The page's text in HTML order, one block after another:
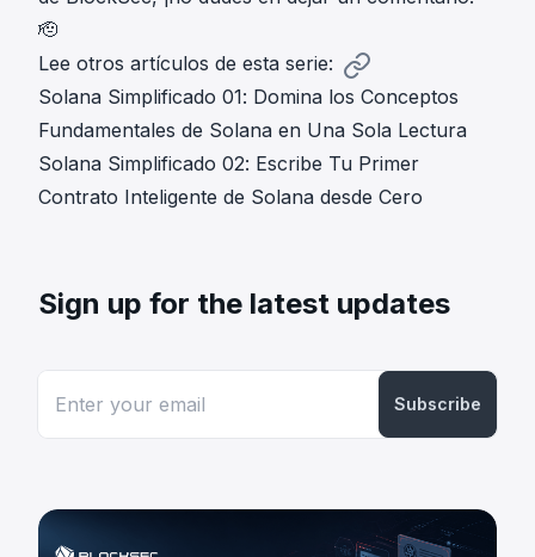
🫡
Lee otros artículos de esta serie:
Solana Simplificado 01: Domina los Conceptos
Fundamentales de Solana en Una Sola Lectura
Solana Simplificado 02: Escribe Tu Primer
Contrato Inteligente de Solana desde Cero
Sign up for the latest updates
Subscribe